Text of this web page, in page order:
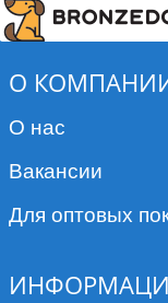
О
О нас
Вакансии
Для оптовых